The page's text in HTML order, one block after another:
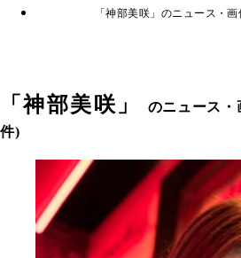
「神部美咲」のニュース・
「神部美咲 」
のニュース・
件)